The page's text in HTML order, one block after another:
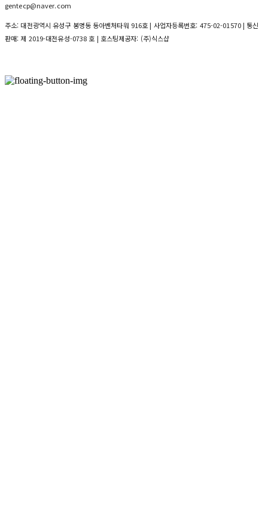
gentecp@naver.com
주소: 대전광역시 유성구 봉명동 동아벤처타워 916호 | 사업자등록번호: 475-02-01570| 통신
판매:제 2019-대전유성-0738 호 | 호스팅제공자: (주)식스샵